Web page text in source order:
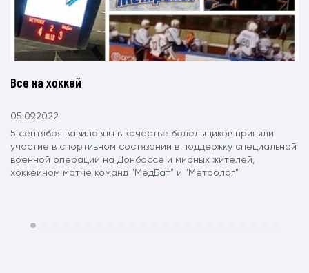
Все на хоккей
05.09.2022
5 сентября вавиловцы в качестве болельщиков приняли
участие в спортивном состязании в поддержку специальной
военной операции на Донбассе и мирных жителей,
хоккейном матче команд "МедБат" и "Метролог"